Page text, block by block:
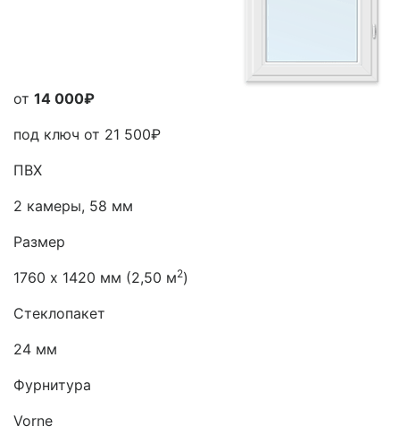
от 14 000₽
под ключ от 21 500₽
ПВХ
2 камеры, 58 мм
Размер
1760 х 1420 мм (2,50 м2)
Стеклопакет
24 мм
Фурнитура
Vorne